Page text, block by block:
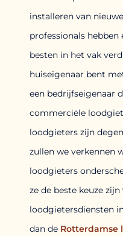
installeren van
professionals
besten in het vak
huiseigenaar bent
een bedrijfseigenaar
commerciële
loodgieters zijn
zullen we verkennen
loodgieters
ze de beste keuze
loodgietersdiensten
dan de Rotterdamse